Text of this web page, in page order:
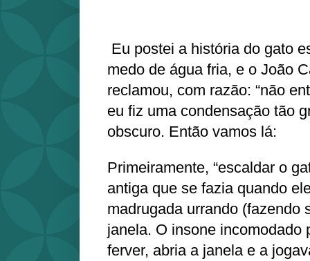
Eu postei a história do gato
medo de água fria, e o João
reclamou, com razão: “não
eu fiz uma condensação tão
obscuro. Então vamos lá:
Primeiramente, “escaldar o
antiga que se fazia quando
madrugada urrando (fazendo
janela. O insone incomodado
ferver, abria a janela e a